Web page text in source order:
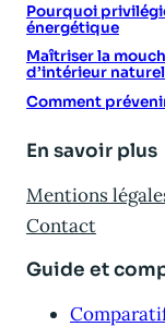
Pourquoi
énergétique
Maîtriser la
d’intérieur
Comment
En savoir plus
Mentions
Contact
Guide et